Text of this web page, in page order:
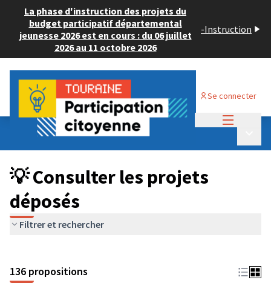
La phase d'instruction des projets du
budget participatif départemental
jeunesse 2026 est en cours : du 06 juillet
2026 au 11 octobre 2026
-Instruction
Se connecter
Budget Participatif JEUNESSE 2024
💡 Consulter les projets déposés
💡 Consulter les projets
déposés
Filtrer et rechercher
136 propositions